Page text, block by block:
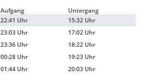
Aufgang
Untergang
22:41 Uhr
15:32 Uhr
23:03 Uhr
17:02 Uhr
23:36 Uhr
18:22 Uhr
00:28 Uhr
19:23 Uhr
01:44 Uhr
20:03 Uhr